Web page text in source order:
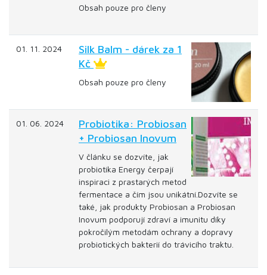
Obsah pouze pro členy
01. 11. 2024
Silk Balm - dárek za 1
Kč
Obsah pouze pro členy
01. 06. 2024
Probiotika: Probiosan
+ Probiosan Inovum
V článku se dozvíte, jak
probiotika Energy čerpají
inspiraci z prastarých metod
fermentace a čím jsou unikátní.Dozvíte se
také, jak produkty Probiosan a Probiosan
Inovum podporují zdraví a imunitu díky
pokročilým metodám ochrany a dopravy
probiotických bakterií do trávicího traktu.